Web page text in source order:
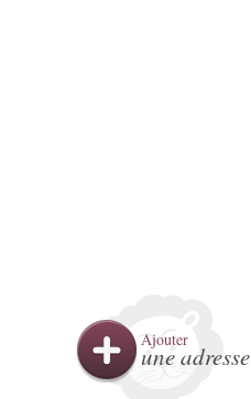
Ajouter
une adresse